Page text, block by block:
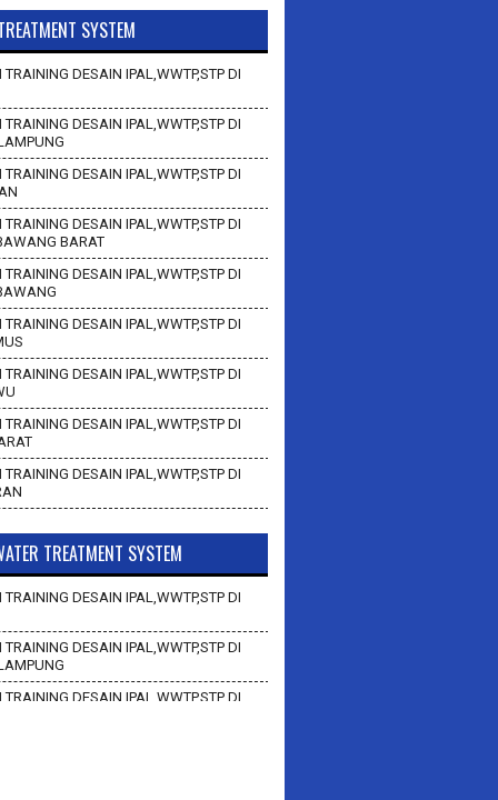
SYSTEM
TRAINING DESAIN IPAL,WWTP,STP DI
TRAINING DESAIN IPAL,WWTP,STP DI
TRAINING DESAIN IPAL,WWTP,STP DI
TRAINING DESAIN IPAL,WWTP,STP DI
BARAT
TRAINING DESAIN IPAL,WWTP,STP DI
TRAINING DESAIN IPAL,WWTP,STP DI
TRAINING DESAIN IPAL,WWTP,STP DI
TRAINING DESAIN IPAL,WWTP,STP DI
TRAINING DESAIN IPAL,WWTP,STP DI
TREATMENT SYSTEM
TRAINING DESAIN IPAL,WWTP,STP DI
TRAINING DESAIN IPAL,WWTP,STP DI
TRAINING DESAIN IPAL,WWTP,STP DI